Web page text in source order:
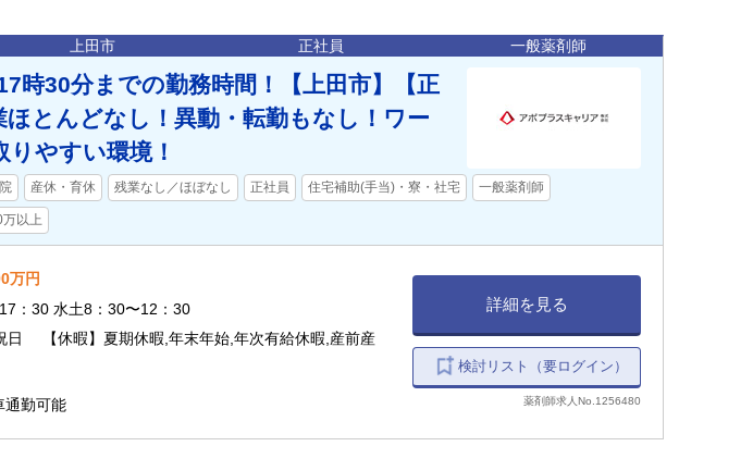
上田市 正社員 一般薬剤師
時30分までの勤務時間！【上田市】【正
ほとんどなし！異動・転勤もなし！ワー
やすい環境！
産休・育休 残業なし／ほぼなし 正社員 住宅補助(手当)・寮・社宅 一般薬剤師
以上
万円
：30 水土8：30〜12：30
日 【休暇】夏期休暇,年末年始,年次有給休暇,産前産
通勤可能
詳細を見る
検討リスト（要ログイン）
薬剤師求人No.1256480